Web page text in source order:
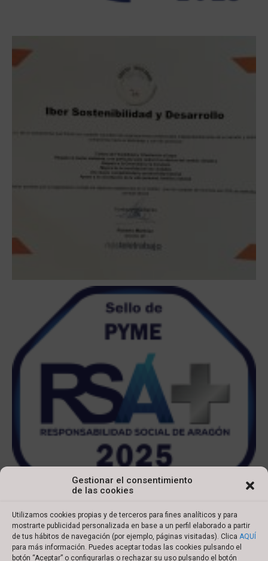
Gestionar el consentimiento
de las cookies
Utilizamos cookies propias y de terceros para fines analíticos y para
mostrarte publicidad personalizada en base a un perfil elaborado a partir
de tus hábitos de navegación (por ejemplo, páginas visitadas). Clica AQUÍ
para más información. Puedes aceptar todas las cookies pulsando el
botón “Aceptar” o configurarlas o rechazar su uso pulsando el botón